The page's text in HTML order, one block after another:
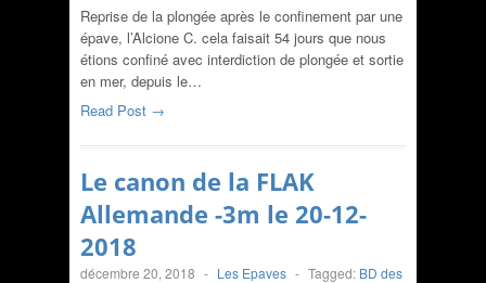
Reprise de la plongée après le confinement par une
épave, l’Alcione C. cela faisait 54 jours que nous
étions confiné avec interdiction de plongée et sortie
en mer, depuis le…
Read Post →
Le canon de la FLAK
Allemande -3m le 20-12-
2018
décembre 20, 2018 - Les Epaves - Tagged: BD des